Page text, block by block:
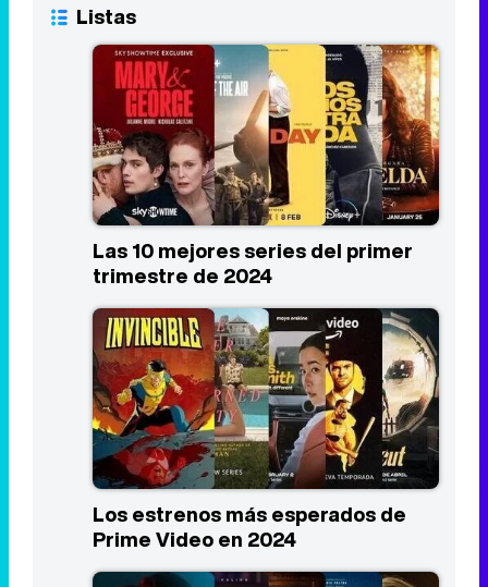
Listas
Las 10 mejores series del primer
trimestre de 2024
Los estrenos más esperados de
Prime Video en 2024